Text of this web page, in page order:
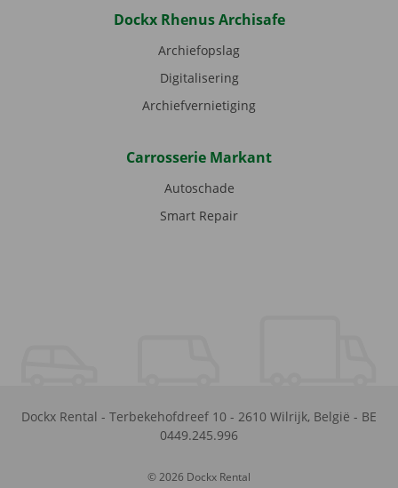
Dockx Rhenus Archisafe
Archiefopslag
Digitalisering
Archiefvernietiging
Carrosserie Markant
Autoschade
Smart Repair
Dockx Rental - Terbekehofdreef 10 - 2610 Wilrijk, België - BE
0449.245.996
© 2026 Dockx Rental